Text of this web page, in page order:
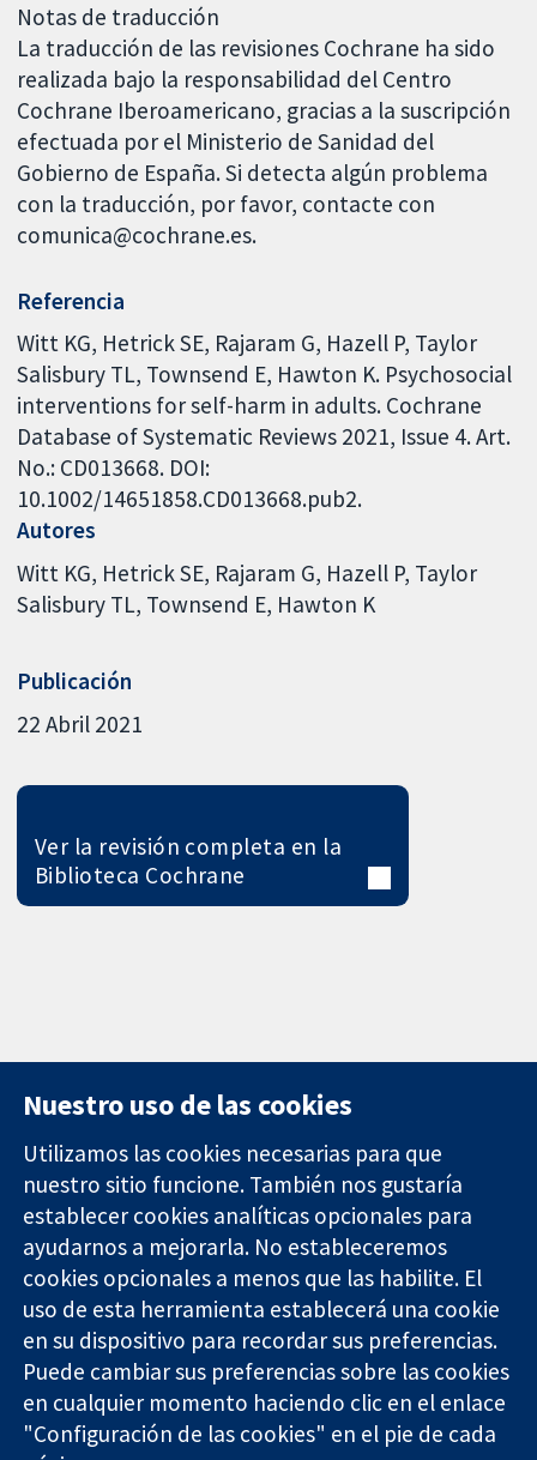
Notas de traducción
La traducción de las revisiones Cochrane ha sido
realizada bajo la responsabilidad del Centro
Cochrane Iberoamericano, gracias a la suscripción
efectuada por el Ministerio de Sanidad del
Gobierno de España. Si detecta algún problema
con la traducción, por favor, contacte con
comunica@cochrane.es.
Referencia
Witt KG, Hetrick SE, Rajaram G, Hazell P, Taylor
Salisbury TL, Townsend E, Hawton K. Psychosocial
interventions for self-harm in adults. Cochrane
Database of Systematic Reviews 2021, Issue 4. Art.
No.: CD013668. DOI:
10.1002/14651858.CD013668.pub2.
Autores
Witt KG Hetrick SE Rajaram G Hazell P Taylor
Salisbury TL Townsend E Hawton K
Publicación
22 Abril 2021
Ver la revisión completa en la
Biblioteca Cochrane
Evidencia fiable.
Decisiones
informadas.
Mejor salud.
11-13 Cavendish
Square
Londres
W1G 0AN
Reino Unido
Contacto
Noticias
Prensa
Sobre
nosotros
Empleo
Cochrane
Library
Nuestro uso de las cookies
Utilizamos las cookies necesarias para que
nuestro sitio funcione. También nos gustaría
establecer cookies analíticas opcionales para
ayudarnos a mejorarla. No estableceremos
cookies opcionales a menos que las habilite. El
uso de esta herramienta establecerá una cookie
en su dispositivo para recordar sus preferencias.
Puede cambiar sus preferencias sobre las cookies
en cualquier momento haciendo clic en el enlace
"Configuración de las cookies" en el pie de cada